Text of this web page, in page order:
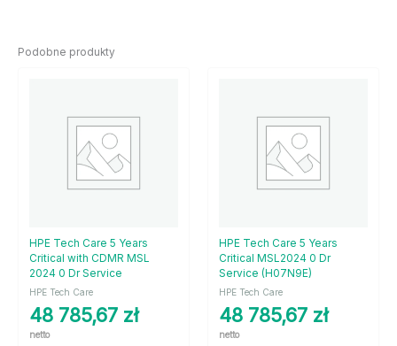
Podobne produkty
HPE Tech Care 5 Years
Critical with CDMR MSL
2024 0 Dr Service
HPE Tech Care
48 785,67 zł
netto
HPE Tech Care 5 Years
Critical MSL2024 0 Dr
Service (H07N9E)
HPE Tech Care
48 785,67 zł
netto